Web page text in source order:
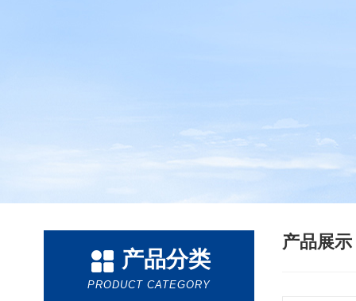
产品分类
PRODUCT CATEGORY
产品展示